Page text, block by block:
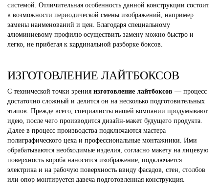
системой. Отличительная особенность данной конструкции состоит
в возможности периодической смены изображений, например
замены наименований и цен. Благодаря специальному
алюминиевому профилю осуществить замену можно быстро и
легко, не прибегая к кардинальной разборке боксов.
ИЗГОТОВЛЕНИЕ ЛАЙТБОКСОВ
С технической точки зрения изготовление лайтбоксов — процесс
достаточно сложный и делится он на несколько подготовительных
этапов. Прежде всего, специалисты нашей компании продумывают
идею, после чего производится дизайн-макет будущего продукта.
Далее в процесс производства подключаются мастера
полиграфического цеха и профессиональные монтажники. Ими
обрабатываются необходимые изделия, согласно макету на лицевую
поверхность короба наносится изображение, подключается
электрика и на рабочую поверхность ввиду фасадов, стен, столбов
или опор монтируется давеча подготовленная конструкция.